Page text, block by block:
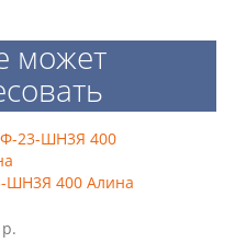
может
ШН3Я 400 Алина